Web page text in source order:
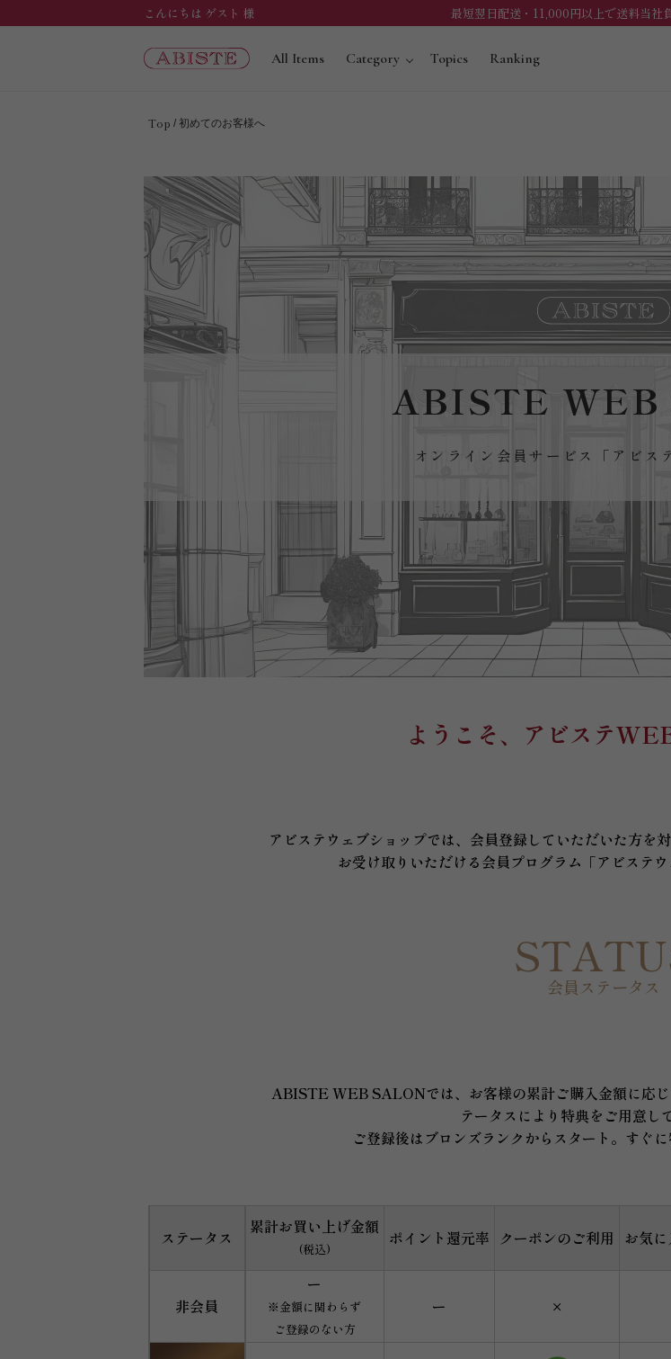
こんにちは ゲスト 様 最短翌日配送・11,000円以上で送料当社
All Items Category Topics Ranking
Top 初めてのお客様へ
ABISTE WEB
オンライン会員サービス「アビス
ようこそ、アビステ
アビステウェブショップでは、会員登録していただいた方を
お受け取りいただける会員プログラム「アビステ
会員ステータス
ABISTE WEB SALONでは、お客様の累計ご購入金額に応
テータスにより特典をご用意し
ご登録後はブロンズランクからスタート。すぐ
ステータス
累計お買い上げ金額
(税込)
ポイント還元率 クーポンのご利用 お気
非会員
ー
※金額に関わらず
ご登録のない方
ー ×